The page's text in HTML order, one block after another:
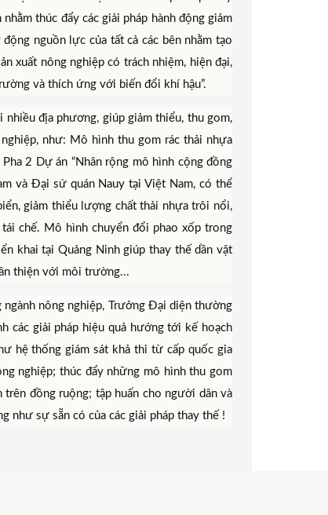
thúc đẩy các giải pháp hành động giảm
nguồn lực của tất cả các bên nhằm tạo
xuất nông nghiệp có trách nhiệm, hiện đại,
và thích ứng với biến đổi khí hậu”.
địa phương, giúp giảm thiểu, thu gom,
như: Mô hình thu gom rác thải nhựa
2 Dự án “Nhân rộng mô hình cộng đồng
và Đại sứ quán Nauy tại Việt Nam, có thể
giảm thiểu lượng chất thải nhựa trôi nổi,
chế. Mô hình chuyển đổi phao xốp trong
khai tại Quảng Ninh giúp thay thế dần vật
thiện với môi trường...
nông nghiệp, Trưởng Đại diện thường
các giải pháp hiệu quả hướng tới kế hoạch
hệ thống giám sát khả thi từ cấp quốc gia
nghiệp; thúc đẩy những mô hình thu gom
đồng ruộng; tập huấn cho người dân và
như sự sẵn có của các giải pháp thay thế !